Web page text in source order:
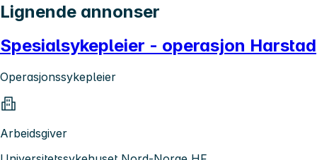
Lignende annonser
Spesialsykepleier - operasjon Harstad
Operasjonssykepleier
Arbeidsgiver